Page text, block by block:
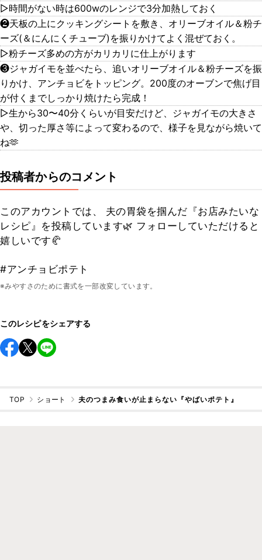
▷時間がない時は600wのレンジで3分加熱しておく
❷天板の上にクッキングシートを敷き、オリーブオイル＆粉チ
ーズ(＆にんにくチューブ)を振りかけてよく混ぜておく。
▷粉チーズ多めの方がカリカリに仕上がります
❸ジャガイモを並べたら、追いオリーブオイル＆粉チーズを振
りかけ、アンチョビをトッピング。200度のオーブンで焦げ目
が付くまでしっかり焼けたら完成！
▷生から30〜40分くらいが目安だけど、ジャガイモの大きさ
や、切った厚さ等によって変わるので、様子を見ながら焼いて
ね🫶
投稿者からのコメント
このアカウントでは、 夫の胃袋を掴んだ『お店みたいな
レシピ』を投稿しています🌿 フォローしていただけると
嬉しいです🥐
#アンチョビポテト
※みやすさのために書式を一部改変しています。
このレシピをシェアする
TOP ショート 夫のつまみ食いが止まらない『やばいポテト』